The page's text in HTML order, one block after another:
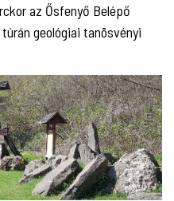
az Ősfenyő Belépő
geológiai tanösvényi